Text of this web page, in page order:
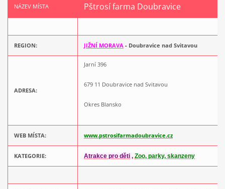
NÁZEV MÍSTA Pštrosí farma Doubravice
REGION: JIŽNÍ MORAVA - Doubravice nad Svitavou
ADRESA:
Jarní 396
679 11 Doubravice nad Svitavou
Okres Blansko
WEB MÍSTA: www.pstrosifarmadoubravice.cz
KATEGORIE: Atrakce pro děti , Zoo, parky, skanzeny